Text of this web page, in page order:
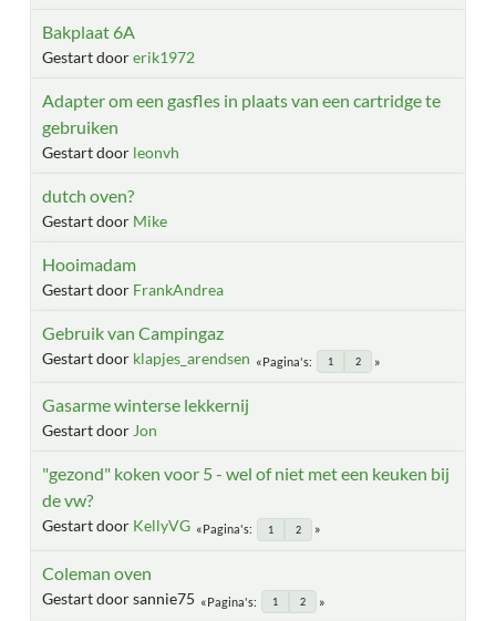
Bakplaat 6A
Gestart doorerik1972
Adapter om een gasfles in plaats van een cartridge te
gebruiken
Gestart door leonvh
dutch oven?
Gestart door Mike
Hooimadam
Gestart door FrankAndrea
Gebruik van Campingaz
Gestart door klapjes_arendsen Pagina's 1 2
Gasarme winterse lekkernij
Gestart door Jon
"gezond" koken voor 5 - wel of niet met een keuken bij
de vw?
Gestart door KellyVG Pagina's 1 2
Coleman oven
Gestart door sannie75 Pagina's 1 2